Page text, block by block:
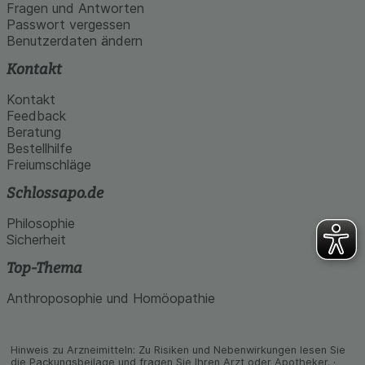
Werbung auf Drittseiten möglichst relevant für Sie
zu gestalten. Bitte beachten Sie, dass Daten
hierfür teilweise an Dritte wie z.B. Google oder
soziale Medien übertragen werden.
Fragen und Antworten
Passwort vergessen
Benutzerdaten ändern
Kontakt
Kontakt
Feedback
Beratung
Bestellhilfe
Freiumschläge
Schlossapo.de
Philosophie
Sicherheit
Top-Thema
Anthroposophie und Homöopathie
Hinweis zu Arzneimitteln: Zu Risiken und Neben­wirkungen lesen Sie
die Packungs­beilage und fragen Sie Ihren Arzt oder Apo­theker. ·